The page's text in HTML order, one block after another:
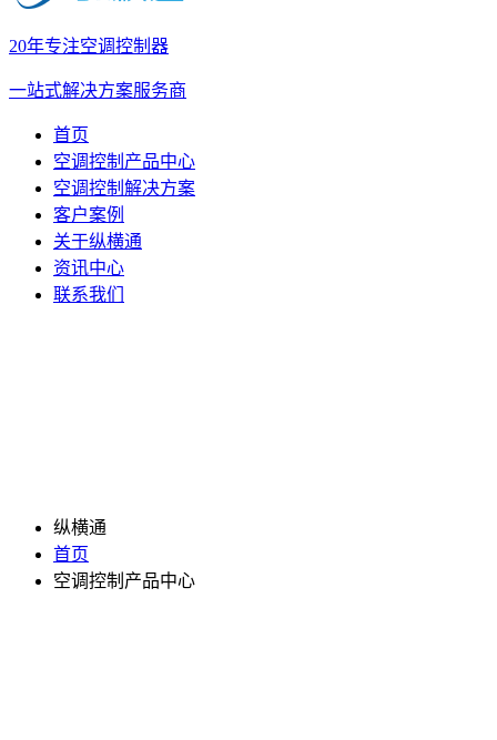
20年专注空调控制器
一站式解决方案服务商
首页
空调控制产品中心
空调控制解决方案
客户案例
关于纵横通
资讯中心
联系我们
纵横通
首页
空调控制产品中心